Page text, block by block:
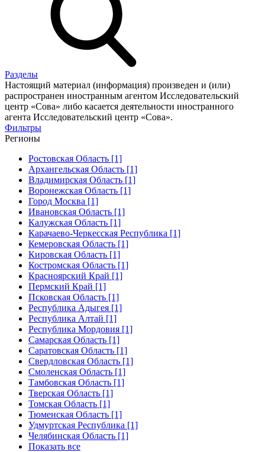
Разделы
Настоящий материал (информация) произведен и (или)
распространен иностранным агентом Исследовательский
центр «Сова» либо касается деятельности иностранного
агента Исследовательский центр «Сова».
Фильтры
Регионы
Ростовская Область [1]
Архангельская Область [1]
Владимирская Область [1]
Воронежская Область [1]
Город Москва [1]
Ивановская Область [1]
Калужская Область [1]
Карачаево-Черкесская Республика [1]
Кемеровская Область [1]
Кировская Область [1]
Костромская Область [1]
Красноярский Край [1]
Пермский Край [1]
Псковская Область [1]
Республика Адыгея [1]
Республика Алтай [1]
Республика Мордовия [1]
Самарская Область [1]
Саратовская Область [1]
Свердловская Область [1]
Смоленская Область [1]
Тамбовская Область [1]
Тверская Область [1]
Томская Область [1]
Тюменская Область [1]
Удмуртская Республика [1]
Челябинская Область [1]
Показать все